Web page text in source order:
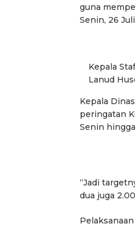
guna
Senin, 26
Kepala
Lanud
Kepala
peringatan
Senin hingga
“Jadi
dua juga